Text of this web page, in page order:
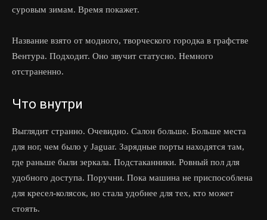
суровым зимам. Время покажет.
Название взято от модного, творческого городка в графстве
Вентура. Подходит. Оно звучит статусно. Немного
отстраненно.
Что внутри
Выглядит странно. Очевидно. Салон больше. Больше места
для ног, чем было у Jaguar. Зарядные порты находятся там,
где раньше были зеркала. Подстаканники. Ровный пол для
удобного доступа. Поручни. Пока машина не приспособлена
для кресел-колясок, но стала удобнее для тех, кто может
стоять.